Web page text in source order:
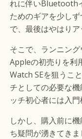
れに伴いBluetooth
ためのギアを少し
で、最後はやはりア
そこで、ランニング
Appleの初売りを利
Watch SEを狙うこ
チとしての必要な
ッチ初心者には入
しかし、購入前に
ち疑問が湧きてきま